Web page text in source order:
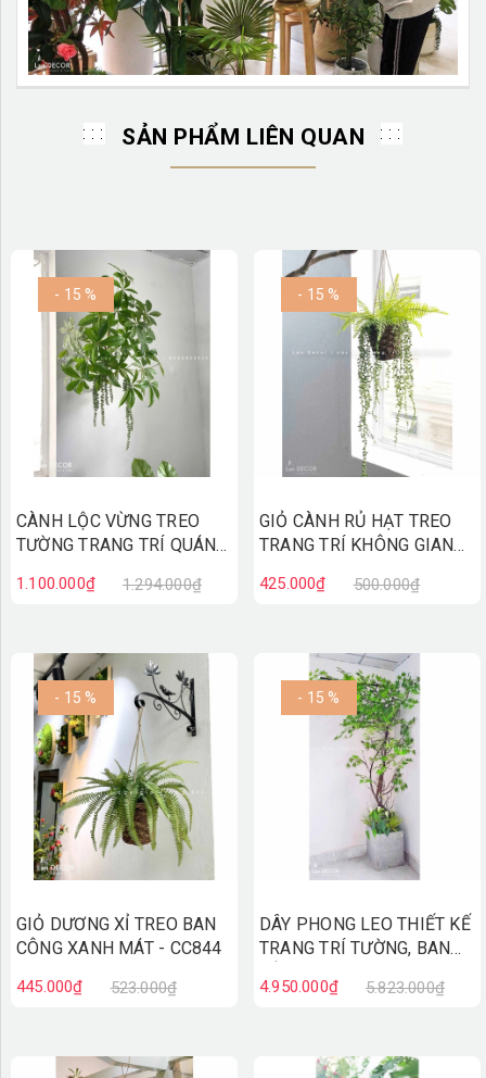
SẢN PHẨM LIÊN QUAN
- 15 %
CÀNH LỘC VỪNG TREO
TƯỜNG TRANG TRÍ QUÁN
1.100.000₫ 1.294.000₫
- 15 %
GIỎ CÀNH RỦ HẠT TREO
TRANG TRÍ KHÔNG GIAN
425.000₫ 500.000₫
- 15 %
GIỎ DƯƠNG XỈ TREO BAN
CÔNG XANH MÁT - CC844
445.000₫ 523.000₫
- 15 %
DÂY PHONG LEO THIẾT KẾ
TRANG TRÍ TƯỜNG, BAN
4.950.000₫ 5.823.000₫